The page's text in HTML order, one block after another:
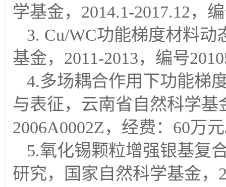
学基金，2014.1-2017.12，
3. Cu/WC功能梯度材料
基金，2011-2013，编号
4.多场耦合作用下功能梯
与表征，云南省自然科学基
2006A0002Z，经费：60万
5.氧化锡颗粒增强银基复
研究，国家自然科学基金，